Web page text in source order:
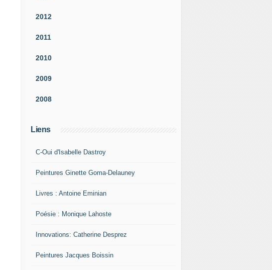
2012
2011
2010
2009
2008
Liens
C-Oui d'Isabelle Dastroy
Peintures Ginette Goma-Delauney
Livres : Antoine Eminian
Poésie : Monique Lahoste
Innovations: Catherine Desprez
Peintures Jacques Boissin